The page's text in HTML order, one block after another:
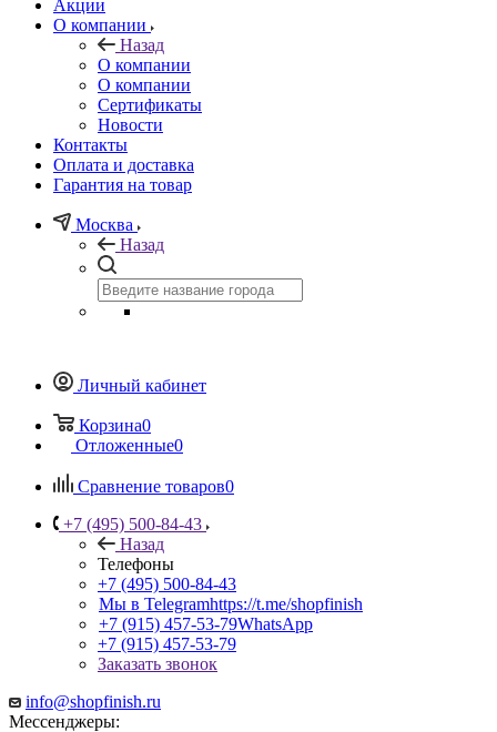
Акции
О компании
Назад
О компании
О компании
Сертификаты
Новости
Контакты
Оплата и доставка
Гарантия на товар
Москва
Назад
Личный кабинет
Корзина0
Отложенные0
Сравнение товаров0
+7 (495) 500-84-43
Назад
Телефоны
+7 (495) 500-84-43
Мы в Telegramhttps://t.me/shopfinish
+7 (915) 457-53-79WhatsApp
+7 (915) 457-53-79
Заказать звонок
info@shopfinish.ru
Мессенджеры: